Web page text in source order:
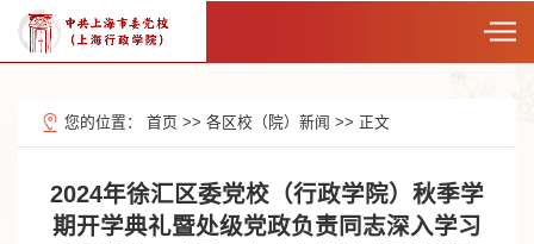
您的位置： 首页 >> 各区校（院）新闻 >> 正文
2024年徐汇区委党校（行政学院）秋季学
期开学典礼暨处级党政负责同志深入学习